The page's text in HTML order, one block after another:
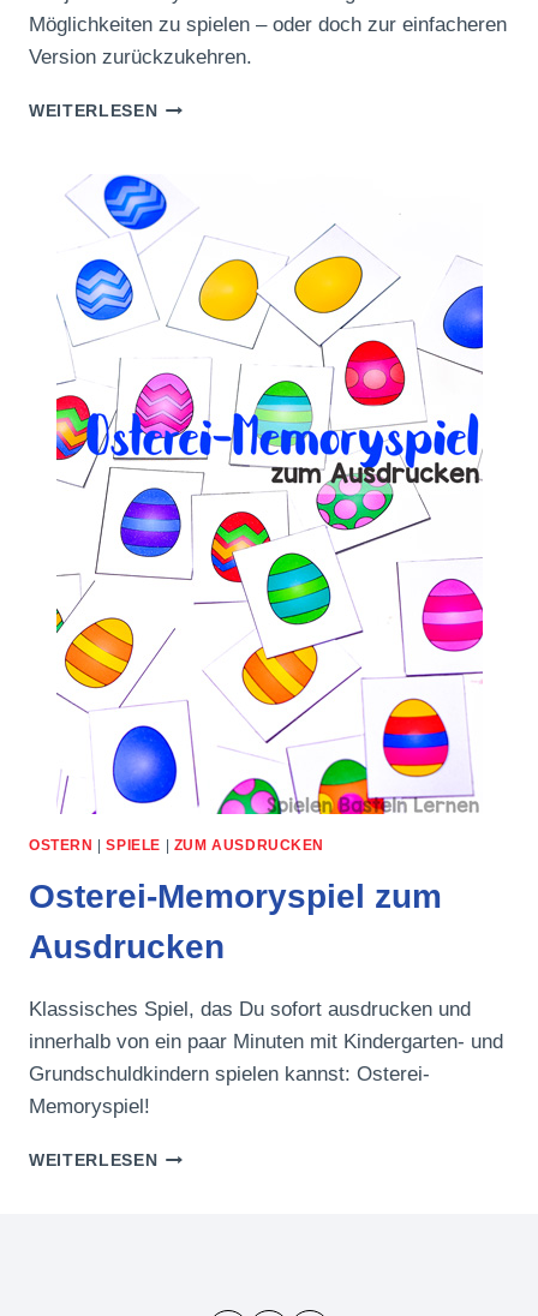
Möglichkeiten zu spielen – oder doch zur einfacheren
Version zurückzukehren.
WEITERLESENNEUJAHRSMEMORY
OSTERN |SPIELE ZUM AUSDRUCKEN
Osterei-Memoryspiel zum
Ausdrucken
Klassisches Spiel, das Du sofort ausdrucken und
innerhalb von ein paar Minuten mit Kindergarten- und
Grundschuldkindern spielen kannst: Osterei-
Memoryspiel!
WEITERLESENOSTEREI-